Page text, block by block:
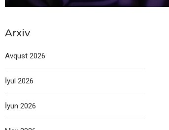
Arxiv
Avqust 2026
İyul 2026
İyun 2026